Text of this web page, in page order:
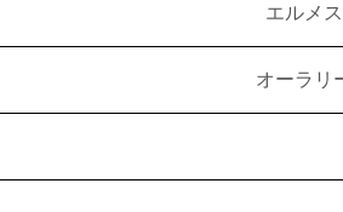
エルメス
オーラリ